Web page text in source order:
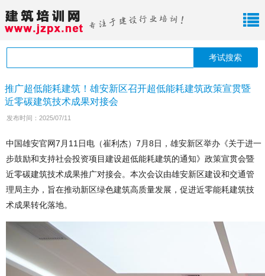
考试搜索
推广超低能耗建筑！雄安新区召开超低能耗建筑政策宣贯暨
近零碳建筑技术成果对接会
发布时间：2025/07/11
中国雄安官网7月11日电（崔利杰）7月8日，雄安新区举办《关于进一
步鼓励和支持社会投资项目建设超低能耗建筑的通知》政策宣贯会暨
近零碳建筑技术成果推广对接会。本次会议由雄安新区建设和交通管
理局主办，旨在推动新区绿色建筑高质量发展，促进近零能耗建筑技
术成果转化落地。